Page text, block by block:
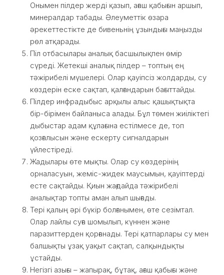
Онымен пілдер жерді қазып, ағаш қабығын аршып,
минералдар табады. Әлеуметтік өзара
әрекеттестікте де бивеньнің ұзындығы маңызды
рөл атқарады.
Піл отбасылары аналық басшылықпен өмір
сүреді. Жетекші аналық пілдер – топтың ең
тәжірибелі мүшелері. Олар қауіпсіз жолдарды, су
көздерін еске сақтап, қалғандарын бағыттайды.
Пілдер инфрадыбыс арқылы алыс қашықтықта
бір-бірімен байланыса алады. Бұл төмен жиіліктегі
дыбыстар адам құлағына естілмесе де, топ
қозғалысын және ескерту сигналдарын
үйлестіреді.
Жадылары өте мықты. Олар су көздерінің
орналасуын, жеміс-жидек маусымын, қауіптерді
есте сақтайды. Қиын жағдайда тәжірибелі
аналықтар топты аман алып шығады.
Тері қалың әрі бүкір болғанымен, өте сезімтал.
Олар лайлы суға шомылып, күннен және
паразиттерден қорғанады. Тері қатпарлары су мен
балшықты ұзақ уақыт сақтап, салқындықты
ұстайды.
Негізгі азығы – жапырақ, бұтақ, ағаш қабығы және